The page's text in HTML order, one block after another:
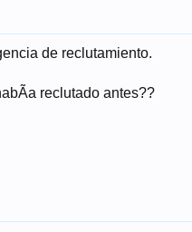
de reclutamiento.
reclutado antes??